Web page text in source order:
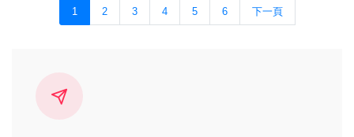
1 2 3 4 5 6 下一頁